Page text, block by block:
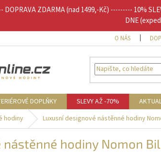
DOPRAVA ZDARMA (nad 1499,-Kč) --------- 10%
DNE
O NÁS
DOPLŇKY SLEVY AŽ -70%
hodiny Luxusní designové nástěnné hodiny
hodiny Nomon